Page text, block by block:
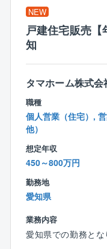
ばいい」と考えてい
フォローいたします。
〈具体的なポテンシ
〇安心の教育体制！
■2年前よりOJTだ
ております。
■外部講師による2
なっており、1年目
に覚えておきたい建
なっております。
■中途入社の方でも
の制度となっており
〇資格取得制度も充
■建築施工管理技士
格取得制度がござい
NEW
戸建住宅販売
知
タマホーム株式会
職種
個人営業（住宅）,
他）
想定年収
450～800万円
勤務地
愛知県
業務内容
愛知県での勤務とな